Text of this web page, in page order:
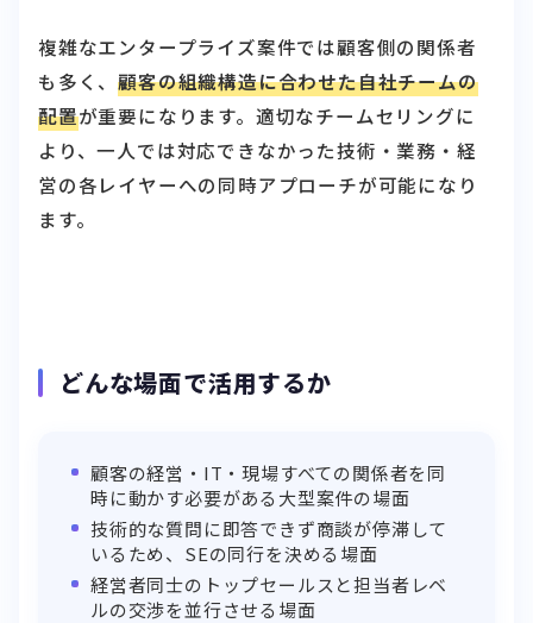
複雑なエンタープライズ案件では顧客側の関係者
も多く、顧客の組織構造に合わせた自社チームの
配置が重要になります。適切なチームセリングに
より、一人では対応できなかった技術・業務・経
営の各レイヤーへの同時アプローチが可能になり
ます。
どんな場面で活用するか
顧客の経営・IT・現場すべての関係者を同
時に動かす必要がある大型案件の場面
技術的な質問に即答できず商談が停滞して
いるため、SEの同行を決める場面
経営者同士のトップセールスと担当者レベ
ルの交渉を並行させる場面